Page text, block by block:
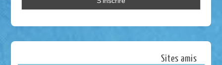
Sites amis